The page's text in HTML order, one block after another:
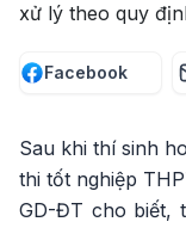
xử lý theo quy
Facebook
Sau khi thí sinh
thi tốt nghiệp
GD-ĐT cho biết,